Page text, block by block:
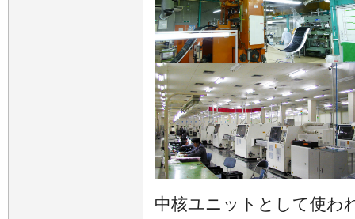
中核ユニットとして使わ